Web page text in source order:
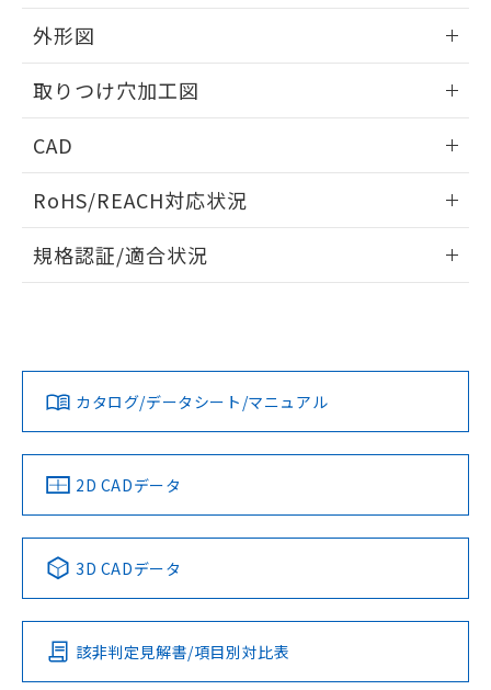
外形図
取りつけ穴加工図
CAD
ドすることができます。
ログイン/会員登録
ダウンロードデータをご利用いただく前に、以下を必ずお読
みください。
ソフトウェアの使用条件
RoHS/REACH対応状況
EU RoHS 注意事項・凡例
対応済み
中国 RoHS 注意事項・凡例
Pb Hg Cd Cr(VI)
O
規格認証/適合状況
LR型式承認
（イギリス
船舶規格）
DNV型式承認
（ノルウェー
BV型式承認
（フランス
KR型式
（韓国
No No No No
この製品の規格認証/適合状況ページへ
その他の認証はこちらのページからご検索ください
カタログ/データシート/マニュアル
2D CADデータ
3D CADデータ
該非判定見解書/項目別対比表
マイパーツ機能（部品リスト作成サー
ビス）をご利用いただくには、I-Web
メンバーズにご登録されている必要が
および当社の共同利用者が、当社の製
品・サービスに関するお客様との取
引・商談に必要な範囲で利用すること
をご了承ください。
指します。
※2 対応予定月
部品在庫の切り替え状況などにより、予定
月が前後することがあります。
※3 非含有証明書ダウンロード
下記の非含有証明書をダウンロードするこ
とができます。
また、RoHS指令のフタル酸エステル類４
物質の対応では、対応完了までの期間は出
荷製品に未対応品が混在することから備考
欄に対応日を記載しておりました。
既に当社にて対応品への在庫切替を完了
していることから、特段のことがない限
り、2022年1月12日より割愛しておりま
す。
「ｅ」：有害物質（10物質）のすべてが基
準値以下であることを示します。
「10」：通常の使用状況下において有害物
質が外部に漏えいし、環境に深刻な影響を
及ぼさない年数を意味します。
販売先および販売に係わる関係者が違
法に輸出するおそれがある場合は、取
合意する
白
情報を公開していない機種